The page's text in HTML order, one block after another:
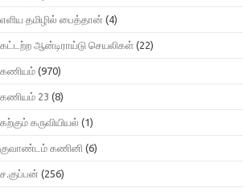
எளிய தமிழில் பைத்தான் (4)
கட்டற்ற ஆன்டிராய்டு செயலிகள் (22)
கணியம் (970)
கணியம் 23 (8)
கற்கும் கருவியியல் (1)
குவாண்டம் கணினி (6)
ச.குப்பன் (256)